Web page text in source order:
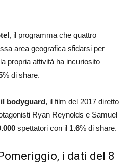
, il programma che quattro
area geografica sfidarsi per
propria attività ha incuriosito
% di share.
bodyguard, il film del 2017 diretto
Ryan Reynolds e Samuel
spettatori con il 1.6% di share.
i dati del 8